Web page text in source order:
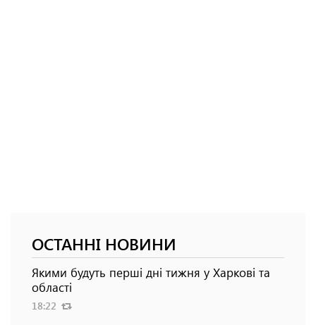
ОСТАННІ НОВИНИ
Якими будуть перші дні тижня у Харкові та
області
18:22